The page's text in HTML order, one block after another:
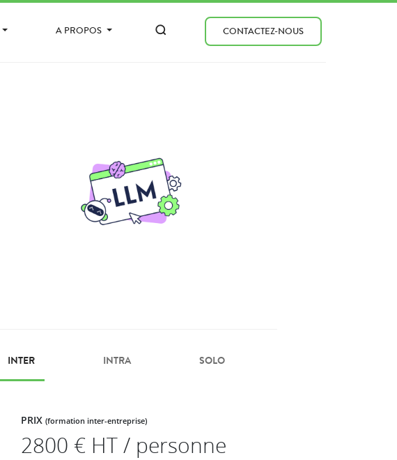
A PROPOS CONTACTEZ-NOUS
INTER INTRA SOLO
PRIX(formation inter-entreprise)
2800 € HT / personne